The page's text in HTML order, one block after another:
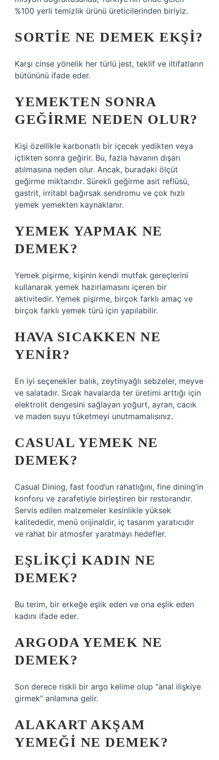
%100 yerli temizlik ürünü üreticilerinden biriyiz.
SORTIE NE DEMEK EKŞI?
Karşı cinse yönelik her türlü jest, teklif ve iltifatların
bütününü ifade eder.
YEMEKTEN SONRA
GEĞIRME NEDEN OLUR?
Kişi özellikle karbonatlı bir içecek yedikten veya
içtikten sonra geğirir. Bu, fazla havanın dışarı
atılmasına neden olur. Ancak, buradaki ölçüt
geğirme miktarıdır. Sürekli geğirme asit reflüsü,
gastrit, irritabl bağırsak sendromu ve çok hızlı
yemek yemekten kaynaklanır.
YEMEK YAPMAK NE
DEMEK?
Yemek pişirme, kişinin kendi mutfak gereçlerini
kullanarak yemek hazırlamasını içeren bir
aktivitedir. Yemek pişirme, birçok farklı amaç ve
birçok farklı yemek türü için yapılabilir.
HAVA SICAKKEN NE
YENIR?
En iyi seçenekler balık, zeytinyağlı sebzeler, meyve
ve salatadır. Sıcak havalarda ter üretimi arttığı için
elektrolit dengesini sağlayan yoğurt, ayran, cacık
ve maden suyu tüketmeyi unutmamalısınız.
CASUAL YEMEK NE
DEMEK?
Casual Dining, fast food’un rahatlığını, fine dining’in
konforu ve zarafetiyle birleştiren bir restorandır.
Servis edilen malzemeler kesinlikle yüksek
kalitededir, menü orijinaldir, iç tasarım yaratıcıdır
ve rahat bir atmosfer yaratmayı hedefler.
EŞLIKÇI KADIN NE
DEMEK?
Bu terim, bir erkeğe eşlik eden ve ona eşlik eden
kadını ifade eder.
ARGODA YEMEK NE
DEMEK?
Son derece riskli bir argo kelime olup “anal ilişkiye
girmek” anlamına gelir.
ALAKART AKŞAM
YEMEĞI NE DEMEK?